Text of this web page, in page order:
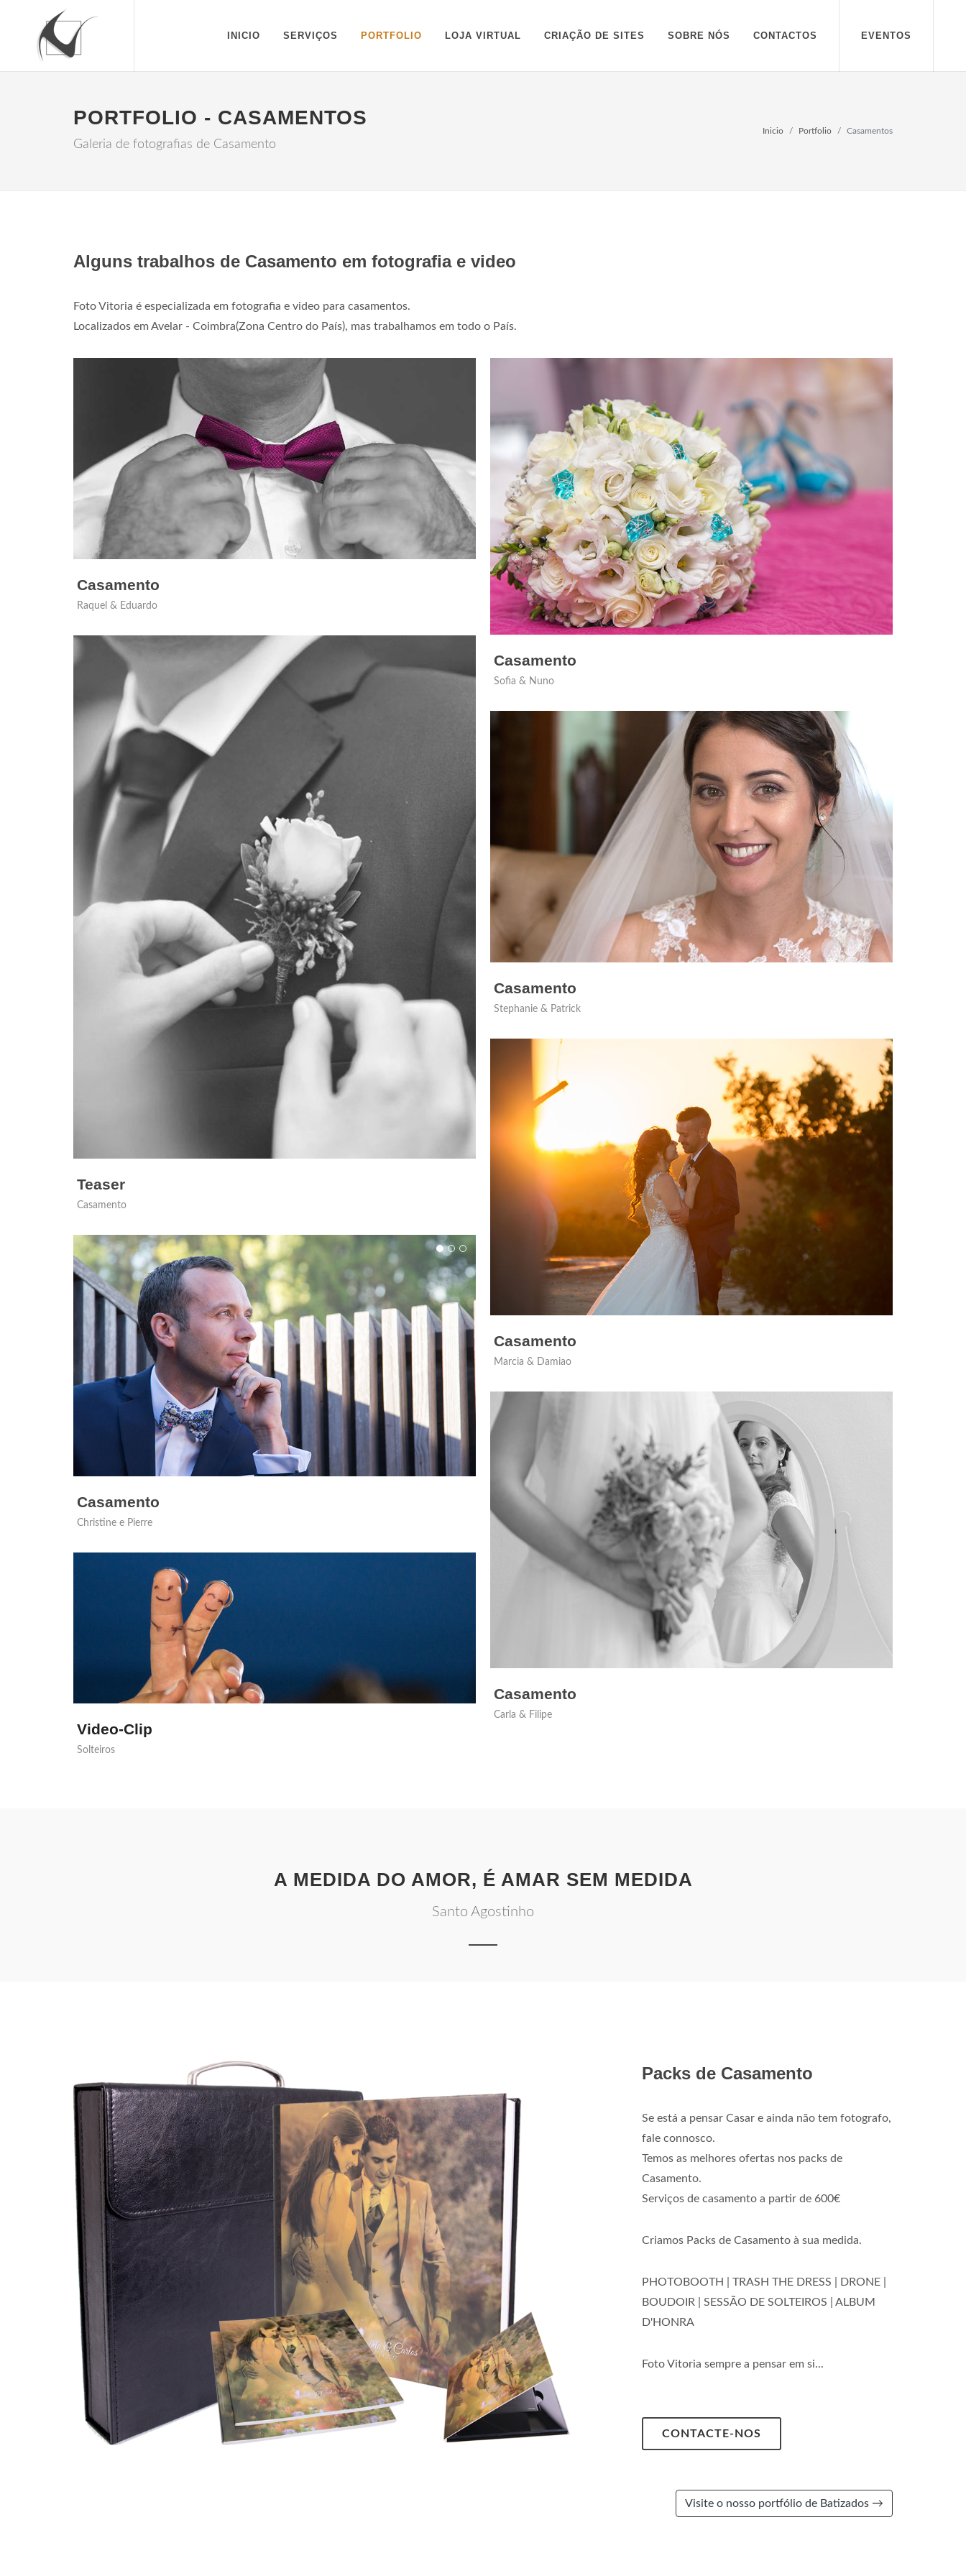
INICIO SERVIÇOS PORTFOLIO LOJA VIRTUAL CRIAÇÃO DE SITES SOBRE NÓS CONTACTOS EVENTOS
PORTFOLIO - CASAMENTOS
Galeria de fotografias de Casamento
Inicio Portfolio Casamentos
Alguns trabalhos de Casamento em fotografia e video
Foto Vitoria é especializada em fotografia e video para casamentos.
Localizados em Avelar - Coimbra(Zona Centro do País), mas trabalhamos em todo o País.
Casamento
Raquel & Eduardo
Casamento
Sofia & Nuno
Teaser
Casamento
Casamento
Stephanie & Patrick
Casamento
Marcia & Damiao
Casamento
Christine e Pierre
Casamento
Carla & Filipe
Video-Clip
Solteiros
A MEDIDA DO AMOR, É AMAR SEM MEDIDA
Santo Agostinho
Packs de Casamento
Se está a pensar Casar e ainda não tem fotografo,
fale connosco.
Temos as melhores ofertas nos packs de
Casamento.
Serviços de casamento a partir de 600€
Criamos Packs de Casamento à sua medida.
PHOTOBOOTH | TRASH THE DRESS | DRONE |
BOUDOIR | SESSÃO DE SOLTEIROS | ALBUM
D'HONRA
Foto Vitoria sempre a pensar em si...
CONTACTE-NOS
Visite o nosso portfólio de Batizados →